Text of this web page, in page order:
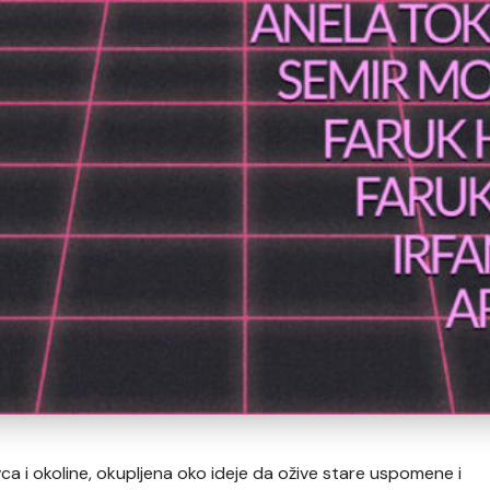
i okoline, okupljena oko ideje da ožive stare uspomene i